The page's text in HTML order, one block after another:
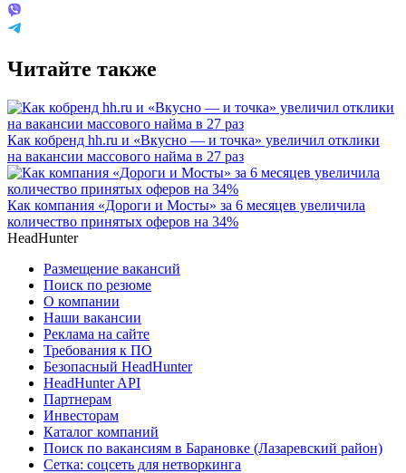
Читайте также
Как кобренд hh.ru и «Вкусно — и точка» увеличил отклики
на вакансии массового найма в 27 раз
Как компания «Дороги и Мосты» за 6 месяцев увеличила
количество принятых оферов на 34%
HeadHunter
Размещение вакансий
Поиск по резюме
О компании
Наши вакансии
Реклама на сайте
Требования к ПО
Безопасный HeadHunter
HeadHunter API
Партнерам
Инвесторам
Каталог компаний
Поиск по вакансиям в Барановке (Лазаревский район)
Сетка: соцсеть для нетворкинга